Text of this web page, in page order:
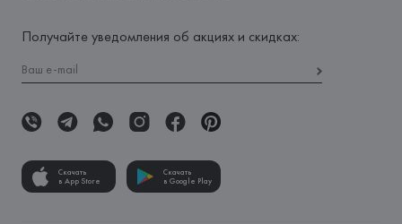
Получайте уведомления об акциях и скидках:
Скачать
в App Store
Скачать
в Google Play